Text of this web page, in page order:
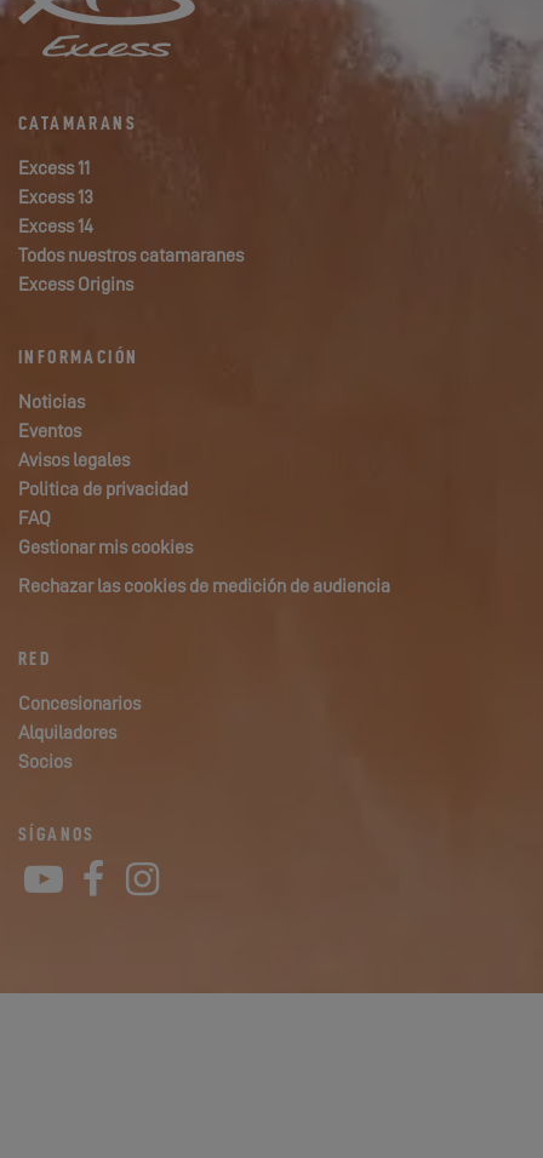
CATAMARANS
Excess 11
Excess 13
Excess 14
Todos nuestros catamaranes
Excess Origins
INFORMACIÓN
Noticias
Eventos
Avisos legales
Politica de privacidad
FAQ
Gestionar mis cookies
Rechazar las cookies de medición de audiencia
RED
Concesionarios
Alquiladores
Socios
SÍGANOS
YouTube
Facebook
Instagram